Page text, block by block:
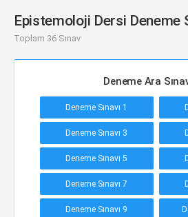
Epistemoloji Dersi Deneme
Toplam 36 Sınav
Deneme Ara
Deneme Sınavı 1
Deneme Sınavı 3
Deneme Sınavı 5
Deneme Sınavı 7
Deneme Sınavı 9